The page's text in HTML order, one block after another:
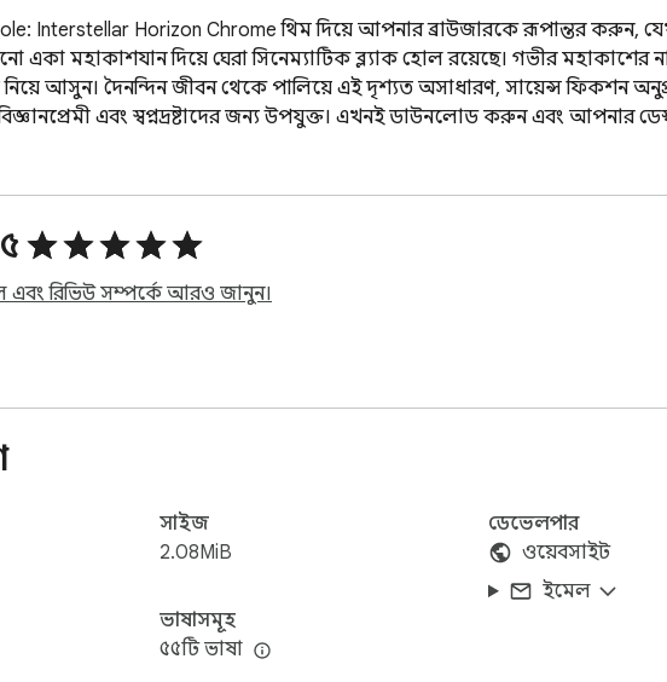
Interstellar Horizon Chrome থিম দিয়ে আপনার ব্রাউজারকে রূপান্তর করুন,
একা মহাকাশযান দিয়ে ঘেরা সিনেম্যাটিক ব্ল্যাক হোল রয়েছে। গভীর
নিয়ে আসুন। দৈনন্দিন জীবন থেকে পালিয়ে এই দৃশ্যত অসাধারণ, সায়েন্স ফিকশন
এবং স্বপ্নদ্রষ্টাদের জন্য উপযুক্ত। এখনই ডাউনলোড করুন এবং আপনার
রিভিউ সম্পর্কে আরও জানুন।
সাইজ
2.08MiB
ভাষাসমূহ
৫৫টি ভাষা
ডেভেলপার
ওয়েবসাইট
ইমেল